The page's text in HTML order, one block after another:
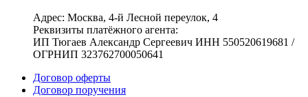
Адрес: Москва, 4-й Лесной переулок, 4
Реквизиты платёжного агента:
ИП Тюгаев Александр Сергеевич ИНН 550520619681 /
ОГРНИП 323762700050641
Договор оферты
Договор поручения